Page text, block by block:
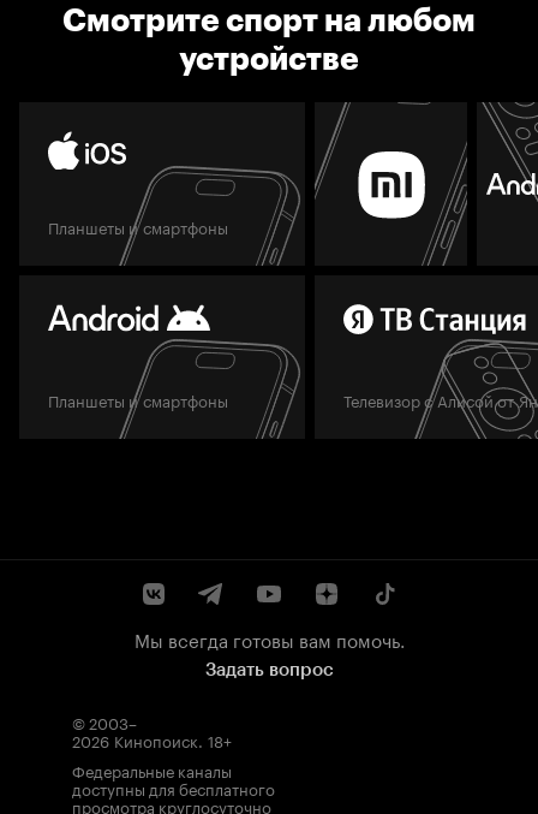
Смотрите спорт на любом
устройстве
Планшеты и смартфоны
Планшеты и смартфоны Телевизор с Алисой от
Мы всегда готовы вам помочь.
Задать вопрос
© 2003–
2026 Кинопоиск. 18+
Федеральные каналы
доступны для бесплатного
просмотра круглосуточно